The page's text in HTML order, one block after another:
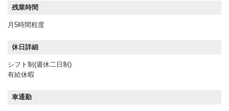
残業時間
月5時間程度
休日詳細
シフト制(週休二日制)
有給休暇
車通勤